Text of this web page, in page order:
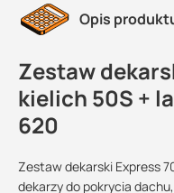
Opis
Zestaw
kielich 50S +
620
Zestaw dekarski Express
dekarzy do pokrycia